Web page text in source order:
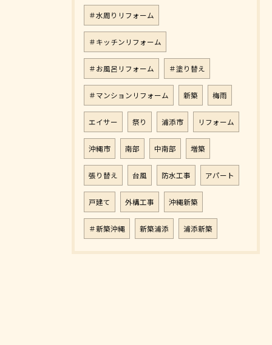
＃水周りリフォーム
＃キッチンリフォーム
＃お風呂リフォーム ＃塗り替え
＃マンションリフォーム 新築 梅雨
エイサー 祭り 浦添市 リフォーム
沖縄市 南部 中南部 増築
張り替え 台風 防水工事 アパート
戸建て 外構工事 沖縄新築
＃新築沖縄 新築浦添 浦添新築